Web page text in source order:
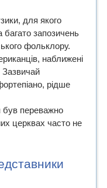
для якого
багато запозичень
фольклору.
наближені
рідше
був переважно
церквах часто не